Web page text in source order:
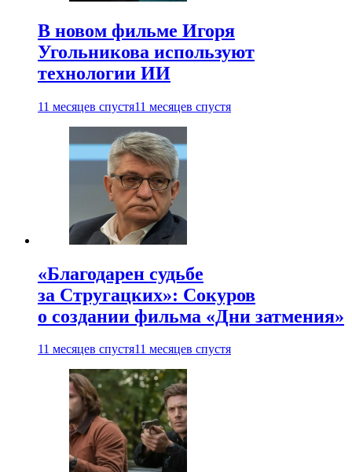
В новом фильме Игоря
Угольникова используют
технологии ИИ
11 месяцев спустя11 месяцев спустя
«Благодарен судьбе
за Стругацких»: Сокуров
о создании фильма «Дни затмения»
11 месяцев спустя11 месяцев спустя